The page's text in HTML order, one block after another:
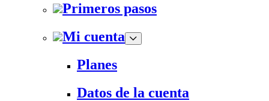
Primeros pasos
Mi cuenta
Planes
Datos de la cuenta